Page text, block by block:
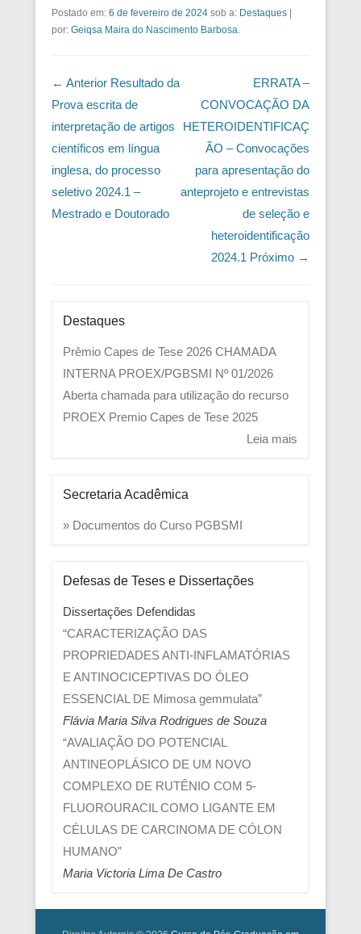
Postado em: 6 de fevereiro de 2024 sob a: Destaques
por: Geiqsa Maira do Nascimento Barbosa.
Navegação das Postagens
← Anterior Resultado da
Prova escrita de
interpretação de artigos
científicos em língua
inglesa, do processo
seletivo 2024.1 –
Mestrado e Doutorado
ERRATA –
CONVOCAÇÃO DA
HETEROIDENTIFICAÇ
ÃO – Convocações
para apresentação do
anteprojeto e entrevistas
de seleção e
heteroidentificação
2024.1 Próximo →
Destaques
Prêmio Capes de Tese 2026 CHAMADA
INTERNA PROEX/PGBSMI Nº 01/2026
Aberta chamada para utilização do recurso
PROEX Premio Capes de Tese 2025
Leia mais
Secretaria Acadêmica
» Documentos do Curso PGBSMI
Defesas de Teses e Dissertações
Dissertações Defendidas
“CARACTERIZAÇÃO DAS
PROPRIEDADES ANTI-INFLAMATÓRIAS
E ANTINOCICEPTIVAS DO ÓLEO
ESSENCIAL DE Mimosa gemmulata”
Flávia Maria Silva Rodrigues de Souza
“AVALIAÇÃO DO POTENCIAL
ANTINEOPLÁSICO DE UM NOVO
COMPLEXO DE RUTÊNIO COM 5-
FLUOROURACIL COMO LIGANTE EM
CÉLULAS DE CARCINOMA DE CÓLON
HUMANO”
Maria Victoria Lima De Castro